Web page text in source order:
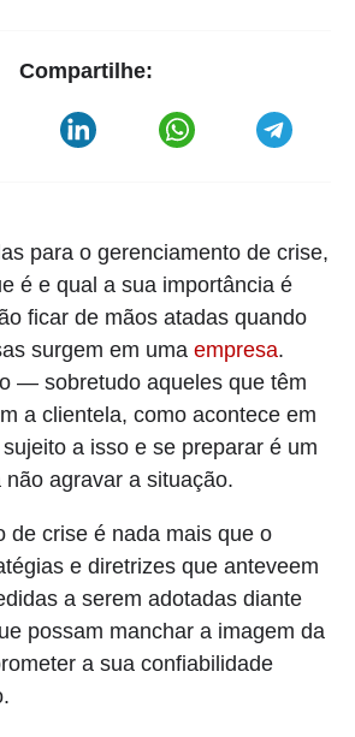
Compartilhe:
para o gerenciamento de crise,
é e qual a sua importância é
ficar de mãos atadas quando
surgem em uma empresa.
— sobretudo aqueles que têm
a clientela, como acontece em
a isso e se preparar é um
agravar a situação.
de crise é nada mais que o
e diretrizes que anteveem
a serem adotadas diante
possam manchar a imagem da
a sua confiabilidade